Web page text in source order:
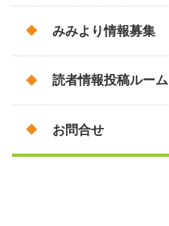
みみより情報募集
読者情報投稿ルーム
お問合せ